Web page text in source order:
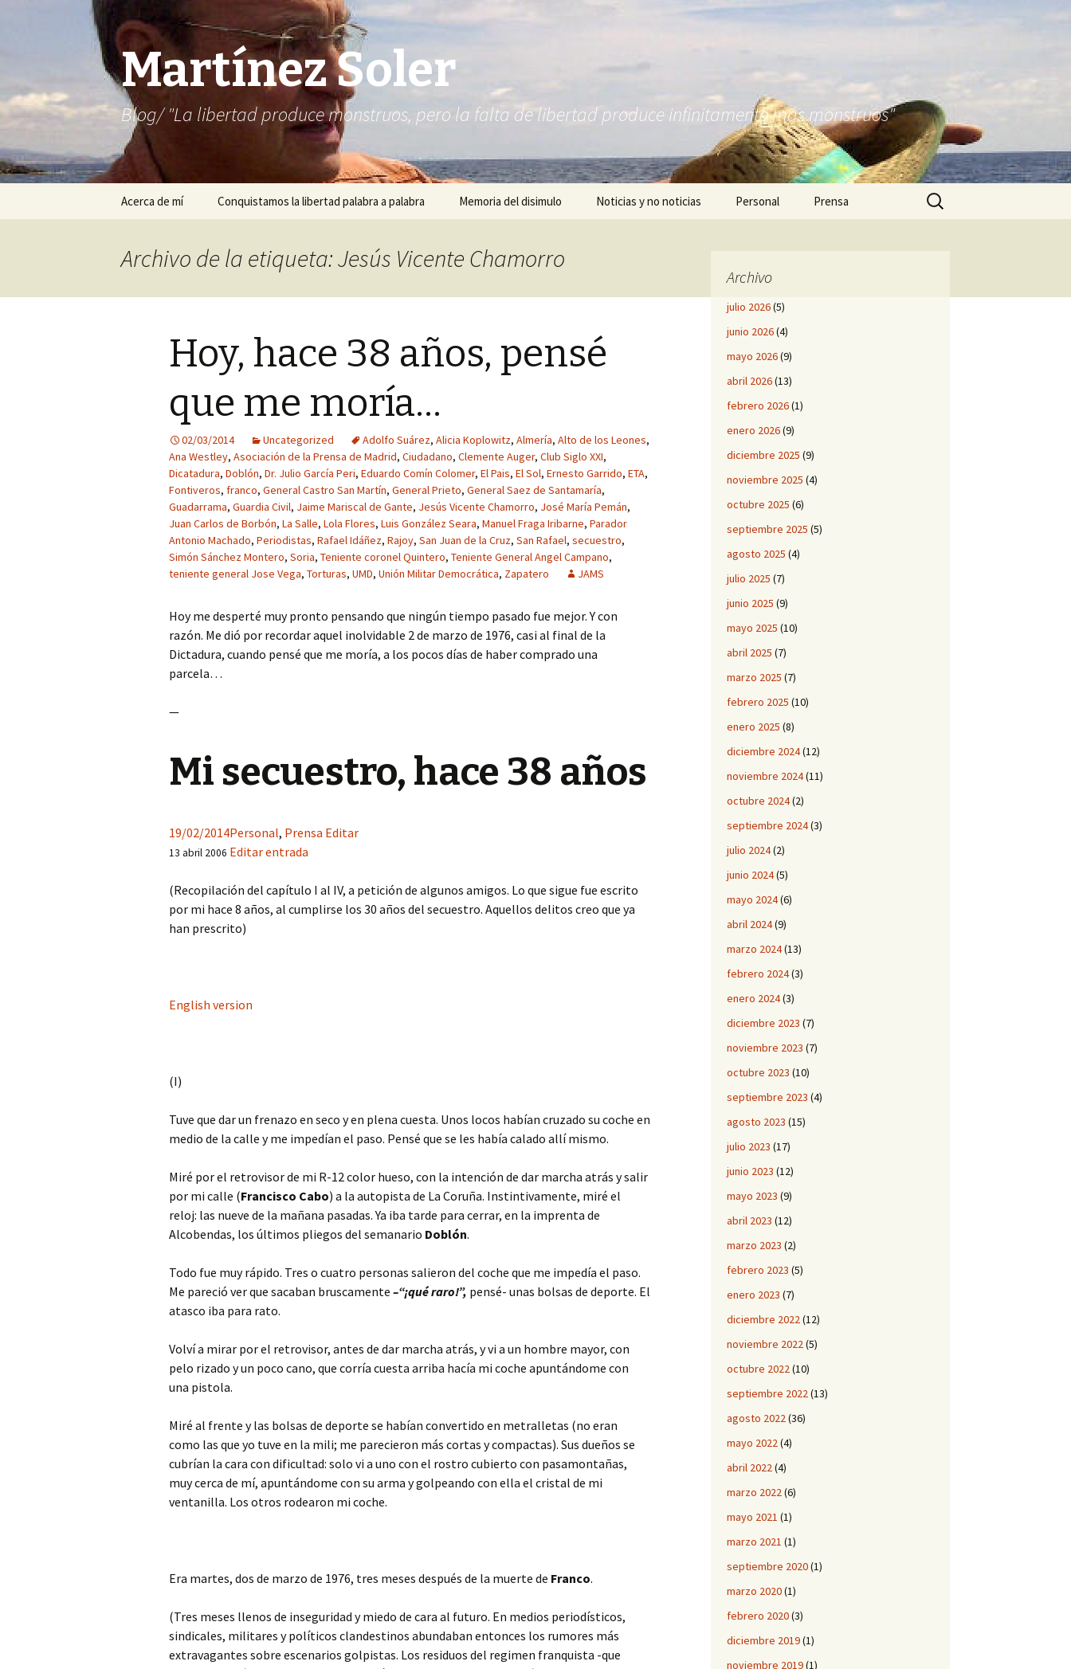
Martínez Soler
Blog/ "La libertad produce monstruos, pero la falta de libertad produce infinitamente más monstruos"
Saltar
Acerca de mí Conquistamos la libertad palabra a palabra Memoria del disimulo Noticias y no noticias Personal Prensa Buscar:
Archivo de la etiqueta: Jesús Vicente Chamorro
Hoy, hace 38 años, pensé
que me moría…
02/03/2014 Uncategorized Adolfo Suárez, Alicia Koplowitz, Almería, Alto de los Leones,
Ana Westley, Asociación de la Prensa de Madrid, Ciudadano, Clemente Auger, Club Siglo XXI,
Dicatadura, Doblón, Dr. Julio García Peri, Eduardo Comín Colomer, El Pais, El Sol, Ernesto Garrido, ETA,
Fontiveros, franco, General Castro San Martín, General Prieto, General Saez de Santamaría,
Guadarrama, Guardia Civil, Jaime Mariscal de Gante, Jesús Vicente Chamorro, José María Pemán,
Juan Carlos de Borbón, La Salle, Lola Flores, Luis González Seara, Manuel Fraga Iribarne, Parador
Antonio Machado, Periodistas, Rafael Idáñez, Rajoy, San Juan de la Cruz, San Rafael, secuestro,
Simón Sánchez Montero, Soria, Teniente coronel Quintero, Teniente General Angel Campano,
teniente general Jose Vega, Torturas, UMD, Unión Militar Democrática, Zapatero JAMS
Hoy me desperté muy pronto pensando que ningún tiempo pasado fue mejor. Y con
razón. Me dió por recordar aquel inolvidable 2 de marzo de 1976, casi al final de la
Dictadura, cuando pensé que me moría, a los pocos días de haber comprado una
parcela…
—
Mi secuestro, hace 38 años
19/02/2014Personal, Prensa Editar
13 abril 2006 Editar entrada
(Recopilación del capítulo I al IV, a petición de algunos amigos. Lo que sigue fue escrito
por mi hace 8 años, al cumplirse los 30 años del secuestro. Aquellos delitos creo que ya
han prescrito)
English version
(I)
Tuve que dar un frenazo en seco y en plena cuesta. Unos locos habían cruzado su coche en
medio de la calle y me impedían el paso. Pensé que se les había calado allí mismo.
Miré por el retrovisor de mi R-12 color hueso, con la intención de dar marcha atrás y salir
por mi calle (Francisco Cabo) a la autopista de La Coruña. Instintivamente, miré el
reloj: las nueve de la mañana pasadas. Ya iba tarde para cerrar, en la imprenta de
Alcobendas, los últimos pliegos del semanario Doblón.
Todo fue muy rápido. Tres o cuatro personas salieron del coche que me impedía el paso.
Me pareció ver que sacaban bruscamente –“¡qué raro!”, pensé- unas bolsas de deporte. El
atasco iba para rato.
Volví a mirar por el retrovisor, antes de dar marcha atrás, y vi a un hombre mayor, con
pelo rizado y un poco cano, que corría cuesta arriba hacía mi coche apuntándome con
una pistola.
Miré al frente y las bolsas de deporte se habían convertido en metralletas (no eran
como las que yo tuve en la mili; me parecieron más cortas y compactas). Sus dueños se
cubrían la cara con dificultad: solo vi a uno con el rostro cubierto con pasamontañas,
muy cerca de mí, apuntándome con su arma y golpeando con ella el cristal de mi
ventanilla. Los otros rodearon mi coche.
Era martes, dos de marzo de 1976, tres meses después de la muerte de Franco.
(Tres meses llenos de inseguridad y miedo de cara al futuro. En medios periodísticos,
sindicales, militares y políticos clandestinos abundaban entonces los rumores más
extravagantes sobre escenarios golpistas. Los residuos del regimen franquista -que
Archivo
julio 2026(5)
junio 2026(4)
mayo 2026(9)
abril 2026(13)
febrero 2026(1)
enero 2026(9)
diciembre 2025 (9)
noviembre 2025 (4)
octubre 2025 (6)
septiembre 2025 (5)
agosto 2025 (4)
julio 2025 (7)
junio 2025 (9)
mayo 2025 (10)
abril 2025 (7)
marzo 2025 (7)
febrero 2025 (10)
enero 2025 (8)
diciembre 2024(12)
noviembre 2024(11)
octubre 2024(2)
septiembre 2024(3)
julio 2024(2)
junio 2024(5)
mayo 2024(6)
abril 2024(9)
marzo 2024(13)
febrero 2024(3)
enero 2024(3)
diciembre 2023 (7)
noviembre 2023 (7)
octubre 2023 (10)
septiembre 2023 (4)
agosto 2023 (15)
julio 2023 (17)
junio 2023 (12)
mayo 2023 (9)
abril 2023 (12)
marzo 2023 (2)
febrero 2023 (5)
enero 2023 (7)
diciembre 2022(12)
noviembre 2022(5)
octubre 2022(10)
septiembre 2022(13)
agosto 2022(36)
mayo 2022(4)
abril 2022(4)
marzo 2022(6)
mayo 2021 (1)
marzo 2021 (1)
septiembre 2020(1)
marzo 2020(1)
febrero 2020(3)
diciembre 2019(1)
noviembre 2019(1)